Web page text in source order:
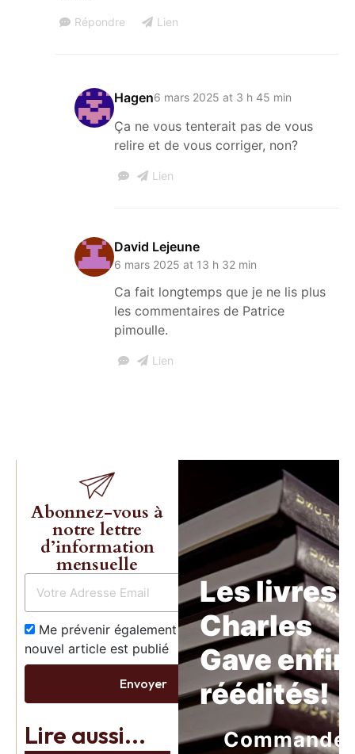
Répondre Lien
Hagen6 mars 2025 at 3 h 45 min
Ça ne vous tenterait pas de vous
relire et de vous corriger, non?
Lien
David Lejeune
6 mars 2025 at 13 h 32 min
Ca fait longtemps que je ne lis plus
les commentaires de Patrice
pimoulle.
Lien
Abonnez-vous à
notre lettre
d’information
mensuelle
Me prévenir également dès qu’un
nouvel article est publié
Envoyer
Lire aussi...
Les livres
Charles
Gave enfin
réédités!